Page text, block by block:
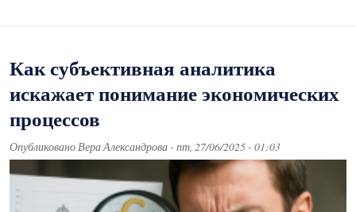
Как субъективная аналитика
искажает понимание экономических
процессов
ОпубликованоВера Александрова- пт, 27/06/2025 - 01:03